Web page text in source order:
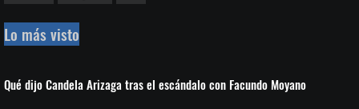
Lo más visto
Qué dijo Candela Arizaga tras el escándalo con Facundo Moyano